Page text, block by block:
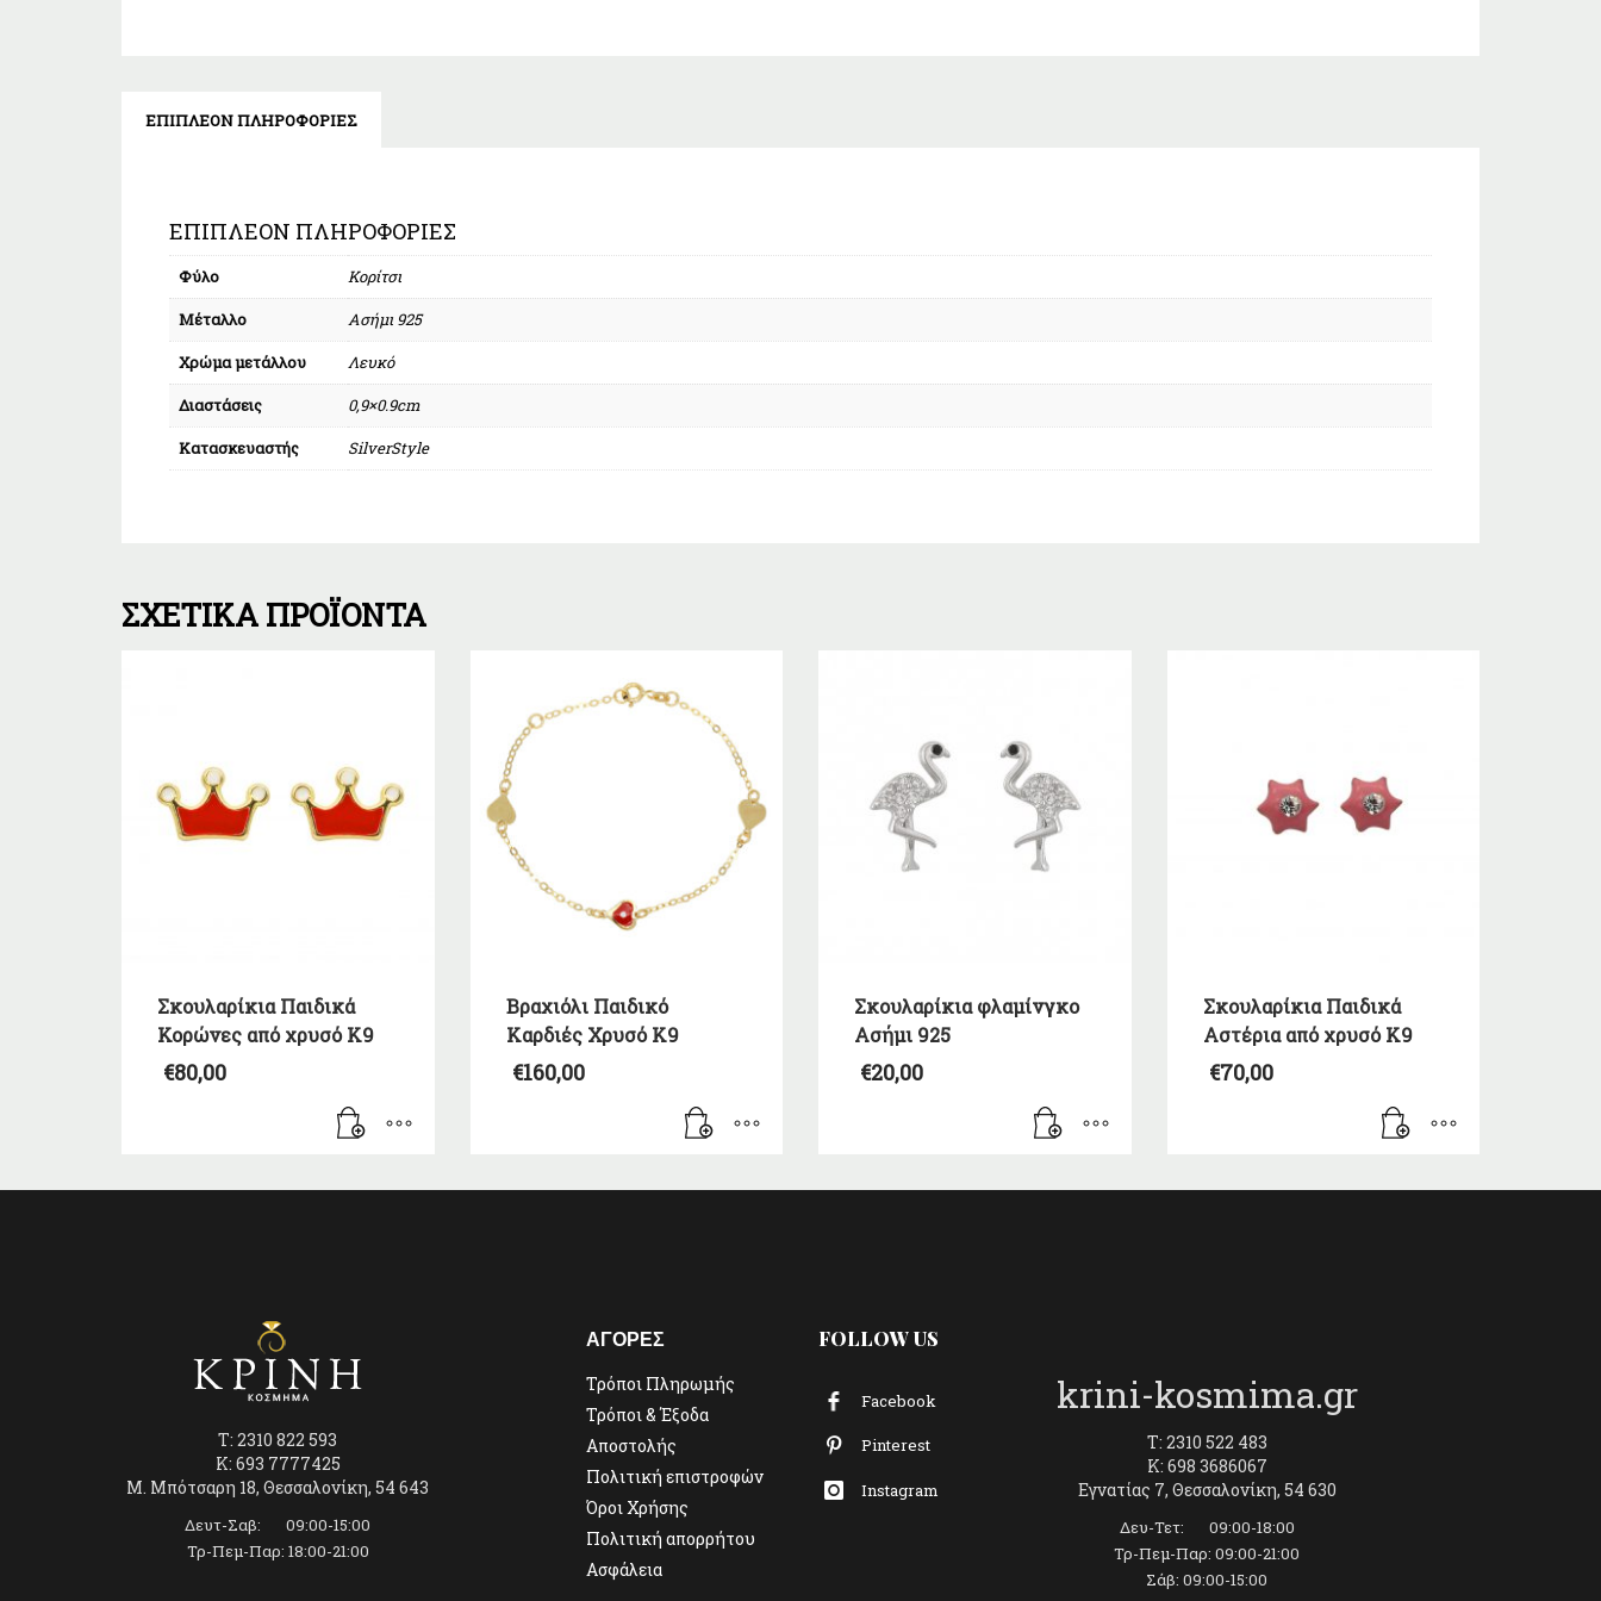
ΕΠΙΠΛΈΟΝ ΠΛΗΡΟΦΟΡΊΕΣ
ΕΠΙΠΛΈΟΝ ΠΛΗΡΟΦΟΡΊΕΣ
Φύλο
Κορίτσι
Μέταλλο
Ασήμι 925
Χρώμα μετάλλου
Λευκό
Διαστάσεις
0,9×0.9cm
Κατασκευαστής
SilverStyle
ΣΧΕΤΙΚΆ ΠΡΟΪΌΝΤΑ
Σκουλαρίκια Παιδικά
Κορώνες από χρυσό Κ9
€80,00
Βραχιόλι Παιδικό
Καρδιές Χρυσό K9
€160,00
Σκουλαρίκια φλαμίνγκο
Ασήμι 925
€20,00
Σκουλαρίκια Παιδικά
Αστέρια από χρυσό Κ9
€70,00
T: 2310 822 593
K: 693 7777425
Μ. Μπότσαρη 18, Θεσσαλονίκη, 54 643
Δευτ-Σαβ: 09:00-15:00
Τρ-Πεμ-Παρ: 18:00-21:00
ΑΓΟΡΕΣ
Τρόποι Πληρωμής
Τρόποι & Έξοδα
Αποστολής
Πολιτική επιστροφών
Όροι Χρήσης
Πολιτική απορρήτου
Ασφάλεια
FOLLOW US
Facebook
Pinterest
Instagram
krini-kosmima.gr
T: 2310 522 483
K: 698 3686067
Εγνατίας 7, Θεσσαλονίκη, 54 630
Δευ-Τετ: 09:00-18:00
Τρ-Πεμ-Παρ: 09:00-21:00
Σάβ: 09:00-15:00